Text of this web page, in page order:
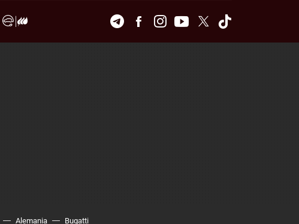
TelegramFacebookInstagramYoutubeTwitter
Alemania Bugatti